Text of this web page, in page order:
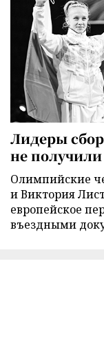
Лидеры
не
Олимпийские
и Виктория
европейское
въездными